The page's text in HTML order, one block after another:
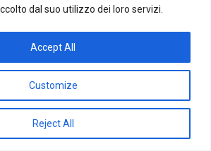
dal suo utilizzo dei loro servizi.
Customize
Reject All
Accept All